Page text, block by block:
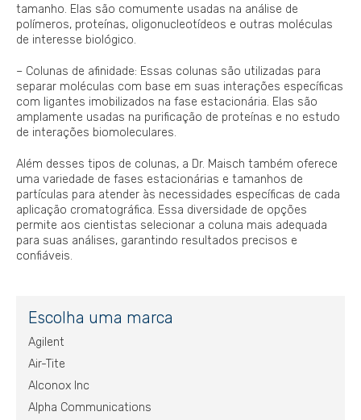
tamanho. Elas são comumente usadas na análise de
polímeros, proteínas, oligonucleotídeos e outras moléculas
de interesse biológico.
– Colunas de afinidade: Essas colunas são utilizadas para
separar moléculas com base em suas interações específicas
com ligantes imobilizados na fase estacionária. Elas são
amplamente usadas na purificação de proteínas e no estudo
de interações biomoleculares.
Além desses tipos de colunas, a Dr. Maisch também oferece
uma variedade de fases estacionárias e tamanhos de
partículas para atender às necessidades específicas de cada
aplicação cromatográfica. Essa diversidade de opções
permite aos cientistas selecionar a coluna mais adequada
para suas análises, garantindo resultados precisos e
confiáveis.
Escolha uma marca
Agilent
Air-Tite
Alconox Inc
Alpha Communications